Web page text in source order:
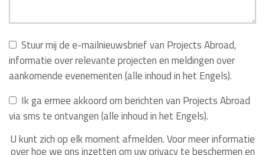
Stuur mij de e-mailnieuwsbrief van Projects Abroad,
informatie over relevante projecten en meldingen over
aankomende evenementen (alle inhoud in het Engels).
Ik ga ermee akkoord om berichten van Projects Abroad
via sms te ontvangen (alle inhoud in het Engels).
U kunt zich op elk moment afmelden. Voor meer informatie
over hoe we ons inzetten om uw privacy te beschermen en